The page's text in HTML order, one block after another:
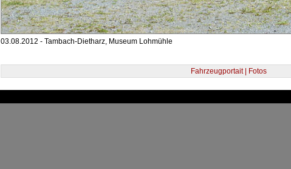
03.08.2012 - Tambach-Dietharz, Museum Lohmühle
Fahrzeugportait | Fotos